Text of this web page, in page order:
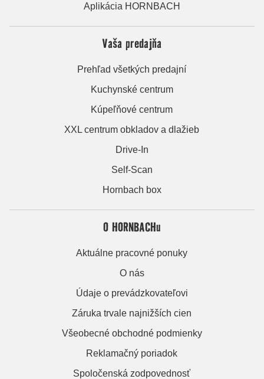
Aplikácia HORNBACH
Vaša predajňa
Prehľad všetkých predajní
Kuchynské centrum
Kúpeľňové centrum
XXL centrum obkladov a dlažieb
Drive-In
Self-Scan
Hornbach box
O HORNBACHu
Aktuálne pracovné ponuky
O nás
Údaje o prevádzkovateľovi
Záruka trvale najnižších cien
Všeobecné obchodné podmienky
Reklamačný poriadok
Spoločenská zodpovednosť